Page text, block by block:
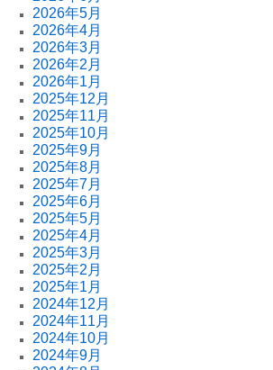
2026年5月
2026年4月
2026年3月
2026年2月
2026年1月
2025年12月
2025年11月
2025年10月
2025年9月
2025年8月
2025年7月
2025年6月
2025年5月
2025年4月
2025年3月
2025年2月
2025年1月
2024年12月
2024年11月
2024年10月
2024年9月